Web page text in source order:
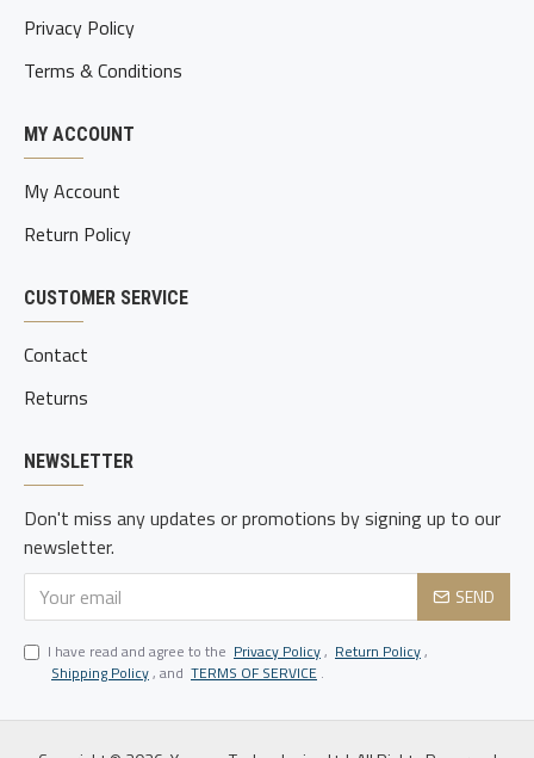
Privacy Policy
Terms & Conditions
MY ACCOUNT
My Account
Return Policy
CUSTOMER SERVICE
Contact
Returns
NEWSLETTER
Don't miss any updates or promotions by signing up to our
newsletter.
SEND
I have read and agree to the Privacy Policy, Return Policy,
Shipping Policy, and TERMS OF SERVICE .